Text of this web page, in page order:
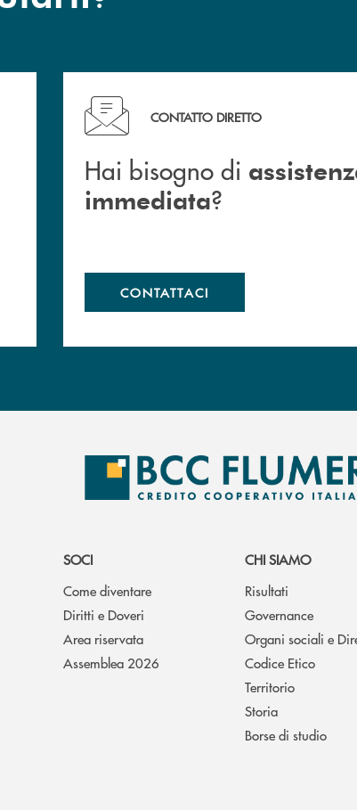
Hai bisogno di assistenza immediata ?
CONTATTO DIRETTO
Hai bisogno di
immediata?
CONTATTACI
SOCI
Come diventare
Diritti e Doveri
Area riservata
Assemblea 2026
CHI SIAMO
Risultati
Governance
Organi sociali e
Codice Etico
Territorio
Storia
Borse di studio